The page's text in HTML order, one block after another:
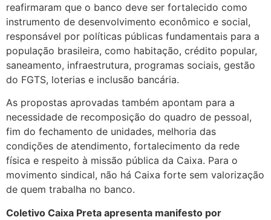
reafirmaram que o banco deve ser fortalecido como
instrumento de desenvolvimento econômico e social,
responsável por políticas públicas fundamentais para a
população brasileira, como habitação, crédito popular,
saneamento, infraestrutura, programas sociais, gestão
do FGTS, loterias e inclusão bancária.
As propostas aprovadas também apontam para a
necessidade de recomposição do quadro de pessoal,
fim do fechamento de unidades, melhoria das
condições de atendimento, fortalecimento da rede
física e respeito à missão pública da Caixa. Para o
movimento sindical, não há Caixa forte sem valorização
de quem trabalha no banco.
Coletivo Caixa Preta apresenta manifesto por